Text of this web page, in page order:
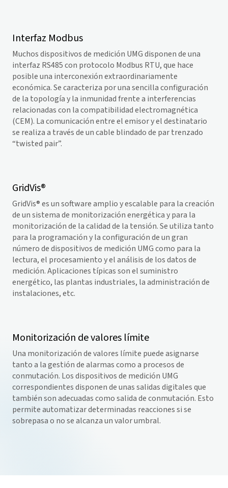
Interfaz Modbus
Muchos dispositivos de medición UMG disponen de una
interfaz RS485 con protocolo Modbus RTU, que hace
posible una interconexión extraordinariamente
económica. Se caracteriza por una sencilla configuración
de la topología y la inmunidad frente a interferencias
relacionadas con la compatibilidad electromagnética
(CEM). La comunicación entre el emisor y el destinatario
se realiza a través de un cable blindado de par trenzado
“twisted pair”.
GridVis®
GridVis® es un software amplio y escalable para la creación
de un sistema de monitorización energética y para la
monitorización de la calidad de la tensión. Se utiliza tanto
para la programación y la configuración de un gran
número de dispositivos de medición UMG como para la
lectura, el procesamiento y el análisis de los datos de
medición. Aplicaciones típicas son el suministro
energético, las plantas industriales, la administración de
instalaciones, etc.
Monitorización de valores límite
Una monitorización de valores límite puede asignarse
tanto a la gestión de alarmas como a procesos de
conmutación. Los dispositivos de medición UMG
correspondientes disponen de unas salidas digitales que
también son adecuadas como salida de conmutación. Esto
permite automatizar determinadas reacciones si se
sobrepasa o no se alcanza un valor umbral.